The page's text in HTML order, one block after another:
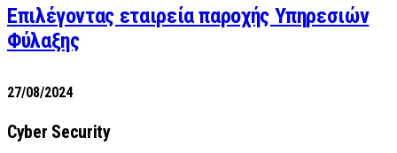
Επιλέγοντας εταιρεία παροχής Υπηρεσιών
Φύλαξης
27/08/2024
Cyber Security